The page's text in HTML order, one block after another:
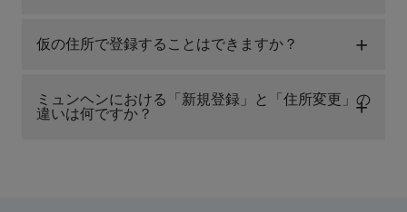
仮の住所で登録することはできますか？
ミュンヘンにおける「新規登録」と「住所変更」の
違いは何ですか？